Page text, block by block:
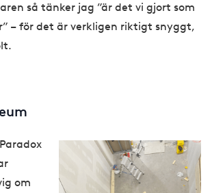
så tänker jag ”är det vi gjort som
– för det är verkligen riktigt snyggt,
om